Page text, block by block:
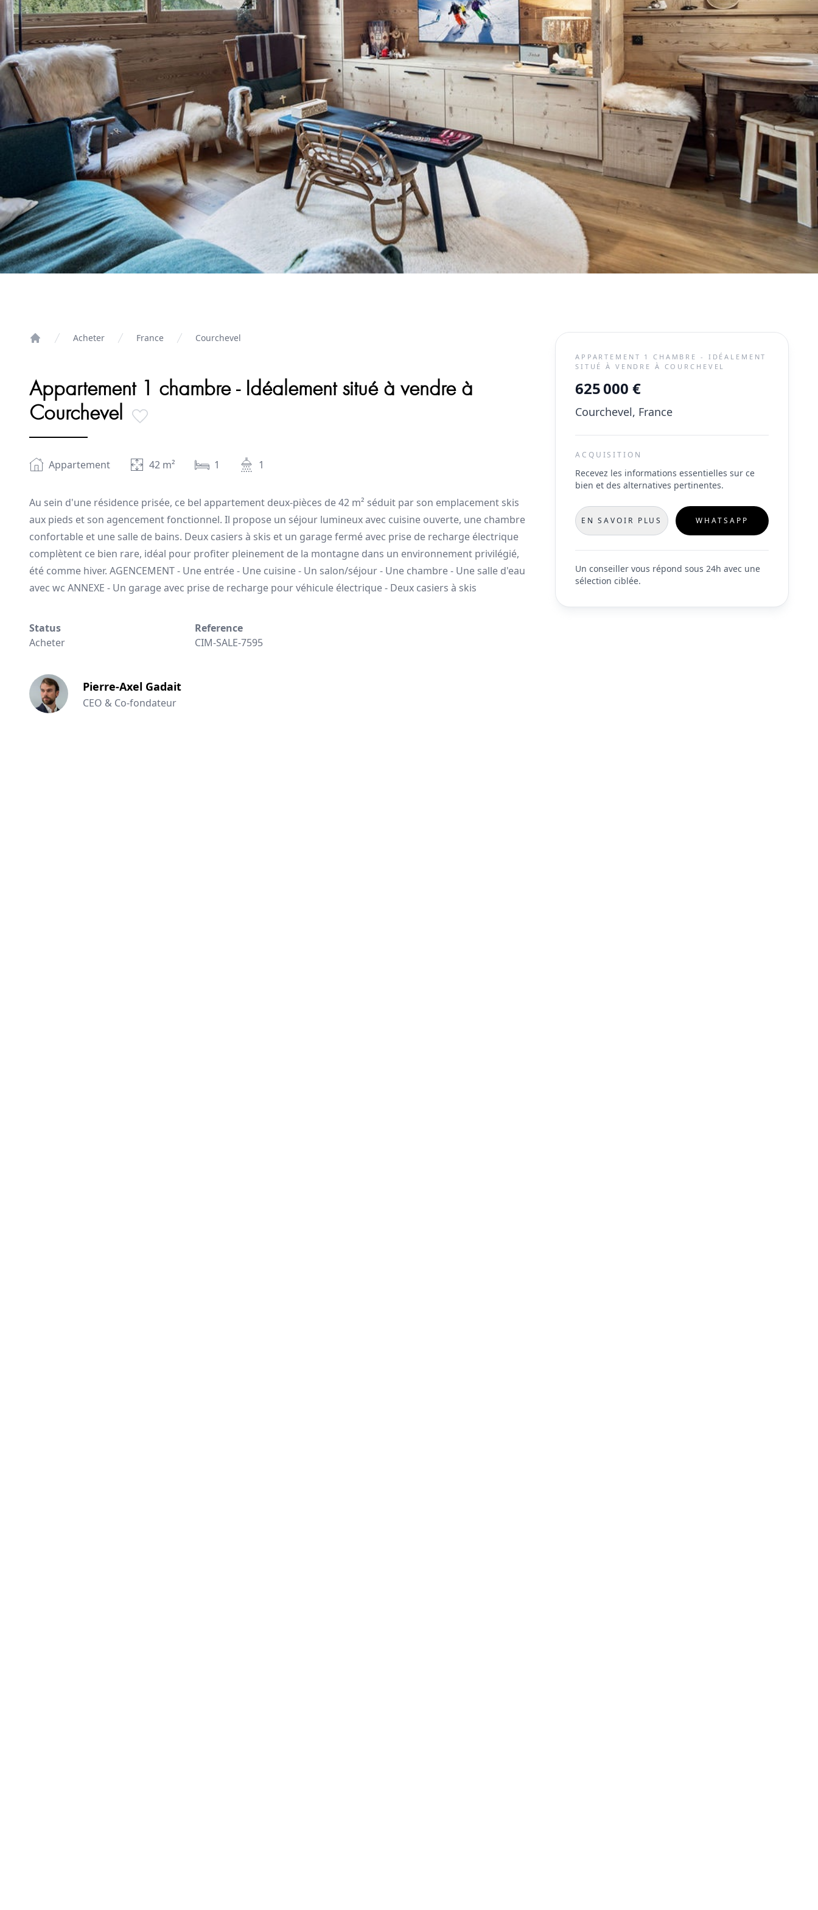
Acheter France Courchevel
Appartement 1 chambre - Idéalement situé à vendre à
Courchevel
Appartement 42 m² 1 1
Au sein d'une résidence prisée, ce bel appartement deux-pièces de 42 m² séduit par son emplacement skis
aux pieds et son agencement fonctionnel. Il propose un séjour lumineux avec cuisine ouverte, une chambre
confortable et une salle de bains. Deux casiers à skis et un garage fermé avec prise de recharge électrique
complètent ce bien rare, idéal pour profiter pleinement de la montagne dans un environnement privilégié,
été comme hiver. AGENCEMENT - Une entrée - Une cuisine - Un salon/séjour - Une chambre - Une salle d'eau
avec wc ANNEXE - Un garage avec prise de recharge pour véhicule électrique - Deux casiers à skis
Status
Acheter
Reference
CIM-SALE-7595
Pierre-Axel Gadait
CEO & Co-fondateur
APPARTEMENT 1 CHAMBRE - IDÉALEMENT
SITUÉ À VENDRE À COURCHEVEL
625 000 €
Courchevel, France
ACQUISITION
Recevez les informations essentielles sur ce
bien et des alternatives pertinentes.
EN SAVOIR PLUS WHATSAPP
Un conseiller vous répond sous 24h avec une
sélection ciblée.